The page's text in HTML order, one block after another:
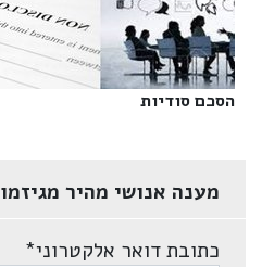
הסכם סודיות‎
מענה אנושי מהיר מגיזמו
כתובת דואר אלקטרוני*